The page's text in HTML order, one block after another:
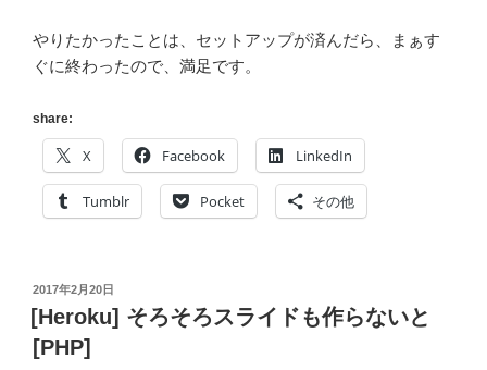
やりたかったことは、セットアップが済んだら、まぁす
ぐに終わったので、満足です。
share:
X Facebook LinkedIn
Tumblr Pocket その他
投
稿
日:
2017年2月20日
[Heroku] そろそろスライドも作らないと
[PHP]